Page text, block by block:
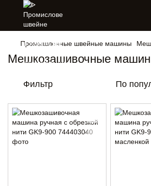
Промышленные швейные машины
Мешкозашивочные
Фильтр По